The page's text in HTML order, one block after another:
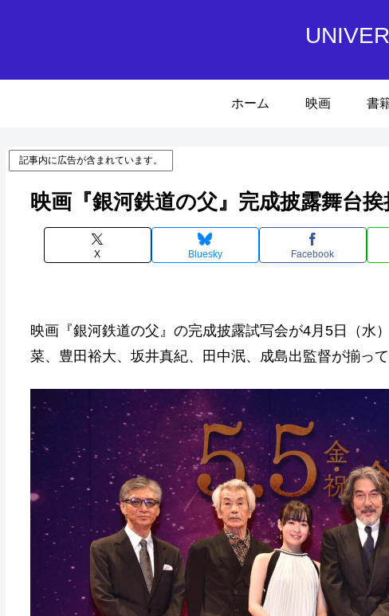
ホーム 映画 書
記事内に広告が含まれています。
映画『銀河鉄道の父』完成披露舞台
X Bluesky Facebook
映画『銀河鉄道の父』の完成披露試写会が4月5日（水
菜、豊田裕大、坂井真紀、田中泯、成島出監督が揃っ